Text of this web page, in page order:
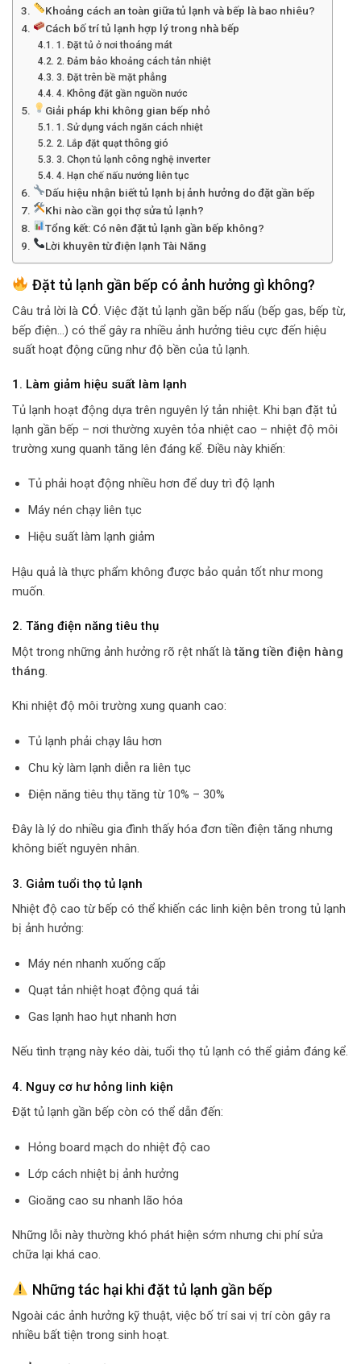
Khoảng cách an toàn giữa tủ lạnh và bếp là bao nhiêu?
Cách bố trí tủ lạnh hợp lý trong nhà bếp
1. Đặt tủ ở nơi thoáng mát
2. Đảm bảo khoảng cách tản nhiệt
3. Đặt trên bề mặt phẳng
4. Không đặt gần nguồn nước
Giải pháp khi không gian bếp nhỏ
1. Sử dụng vách ngăn cách nhiệt
2. Lắp đặt quạt thông gió
3. Chọn tủ lạnh công nghệ inverter
4. Hạn chế nấu nướng liên tục
Dấu hiệu nhận biết tủ lạnh bị ảnh hưởng do đặt gần bếp
Khi nào cần gọi thợ sửa tủ lạnh?
Tổng kết: Có nên đặt tủ lạnh gần bếp không?
Lời khuyên từ điện lạnh Tài Năng
Đặt tủ lạnh gần bếp có ảnh hưởng gì không?
Câu trả lời là CÓ. Việc đặt tủ lạnh gần bếp nấu (bếp gas, bếp từ,
bếp điện…) có thể gây ra nhiều ảnh hưởng tiêu cực đến hiệu
suất hoạt động cũng như độ bền của tủ lạnh.
1. Làm giảm hiệu suất làm lạnh
Tủ lạnh hoạt động dựa trên nguyên lý tản nhiệt. Khi bạn đặt tủ
lạnh gần bếp – nơi thường xuyên tỏa nhiệt cao – nhiệt độ môi
trường xung quanh tăng lên đáng kể. Điều này khiến:
Tủ phải hoạt động nhiều hơn để duy trì độ lạnh
Máy nén chạy liên tục
Hiệu suất làm lạnh giảm
Hậu quả là thực phẩm không được bảo quản tốt như mong
muốn.
2. Tăng điện năng tiêu thụ
Một trong những ảnh hưởng rõ rệt nhất làtăng tiền điện hàng
tháng.
Khi nhiệt độ môi trường xung quanh cao:
Tủ lạnh phải chạy lâu hơn
Chu kỳ làm lạnh diễn ra liên tục
Điện năng tiêu thụ tăng từ 10% – 30%
Đây là lý do nhiều gia đình thấy hóa đơn tiền điện tăng nhưng
không biết nguyên nhân.
3. Giảm tuổi thọ tủ lạnh
Nhiệt độ cao từ bếp có thể khiến các linh kiện bên trong tủ lạnh
bị ảnh hưởng:
Máy nén nhanh xuống cấp
Quạt tản nhiệt hoạt động quá tải
Gas lạnh hao hụt nhanh hơn
Nếu tình trạng này kéo dài, tuổi thọ tủ lạnh có thể giảm đáng kể.
4. Nguy cơ hư hỏng linh kiện
Đặt tủ lạnh gần bếp còn có thể dẫn đến:
Hỏng board mạch do nhiệt độ cao
Lớp cách nhiệt bị ảnh hưởng
Gioăng cao su nhanh lão hóa
Những lỗi này thường khó phát hiện sớm nhưng chi phí sửa
chữa lại khá cao.
Những tác hại khi đặt tủ lạnh gần bếp
Ngoài các ảnh hưởng kỹ thuật, việc bố trí sai vị trí còn gây ra
nhiều bất tiện trong sinh hoạt.